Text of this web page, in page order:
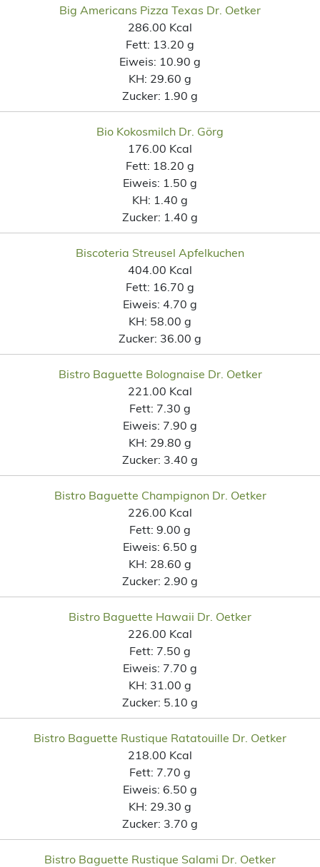
Big Americans Pizza Texas Dr. Oetker
286.00 Kcal
Fett: 13.20 g
Eiweis: 10.90 g
KH: 29.60 g
Zucker: 1.90 g
Bio Kokosmilch Dr. Görg
176.00 Kcal
Fett: 18.20 g
Eiweis: 1.50 g
KH: 1.40 g
Zucker: 1.40 g
Biscoteria Streusel Apfelkuchen
404.00 Kcal
Fett: 16.70 g
Eiweis: 4.70 g
KH: 58.00 g
Zucker: 36.00 g
Bistro Baguette Bolognaise Dr. Oetker
221.00 Kcal
Fett: 7.30 g
Eiweis: 7.90 g
KH: 29.80 g
Zucker: 3.40 g
Bistro Baguette Champignon Dr. Oetker
226.00 Kcal
Fett: 9.00 g
Eiweis: 6.50 g
KH: 28.60 g
Zucker: 2.90 g
Bistro Baguette Hawaii Dr. Oetker
226.00 Kcal
Fett: 7.50 g
Eiweis: 7.70 g
KH: 31.00 g
Zucker: 5.10 g
Bistro Baguette Rustique Ratatouille Dr. Oetker
218.00 Kcal
Fett: 7.70 g
Eiweis: 6.50 g
KH: 29.30 g
Zucker: 3.70 g
Bistro Baguette Rustique Salami Dr. Oetker